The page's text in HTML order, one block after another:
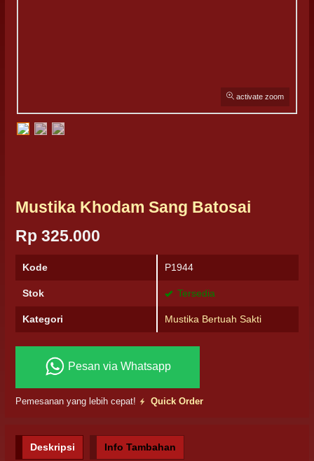
activate zoom
Mustika Khodam Sang Batosai
Rp 325.000
Kode P1944
Stok Tersedia
Kategori Mustika Bertuah Sakti
Pesan via Whatsapp
Pemesanan yang lebih cepat! Quick Order
Deskripsi Info Tambahan